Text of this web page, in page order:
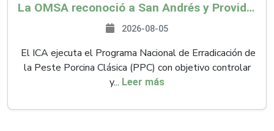
La OMSA reconoció a San Andrés y Providencia como zona libre de Peste Porcina Clásica (PPC)
2026-08-05
El ICA ejecuta el Programa Nacional de Erradicación de
la Peste Porcina Clásica (PPC) con objetivo controlar
y... Leer más